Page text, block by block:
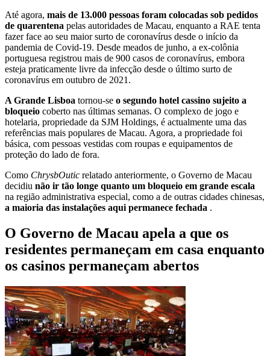
Até agora, mais de 13.000 pessoas foram colocadas sob pedidos
de quarentena pelas autoridades de Macau, enquanto a RAE tenta
fazer face ao seu maior surto de coronavírus desde o início da
pandemia de Covid-19. Desde meados de junho, a ex-colônia
portuguesa registrou mais de 900 casos de coronavírus, embora
esteja praticamente livre da infecção desde o último surto de
coronavírus em outubro de 2021.
A Grande Lisboa tornou-se o segundo hotel cassino sujeito a
bloqueio coberto nas últimas semanas. O complexo de jogo e
hotelaria, propriedade da SJM Holdings, é actualmente uma das
referências mais populares de Macau. Agora, a propriedade foi
básica, com pessoas vestidas com roupas e equipamentos de
proteção do lado de fora.
Como ChrysbOutic relatado anteriormente, o Governo de Macau
decidiu não ir tão longe quanto um bloqueio em grande escala
na região administrativa especial, como a de outras cidades chinesas,
a maioria das instalações aqui permanece fechada .
O Governo de Macau apela a que os
residentes permaneçam em casa enquanto
os casinos permaneçam abertos